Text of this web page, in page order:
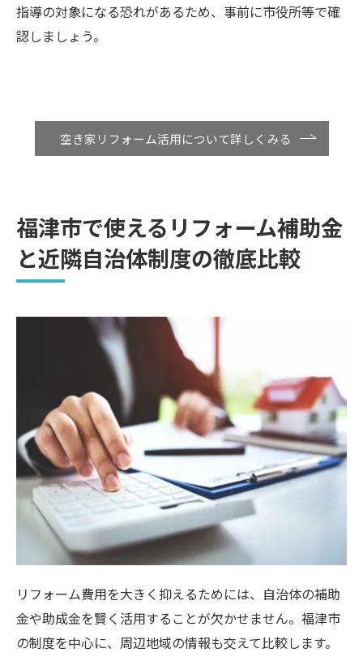
指導の対象になる恐れがあるため、事前に市役所等で確
認しましょう。
空き家リフォーム活用について詳しくみる
福津市で使えるリフォーム補助金
と近隣自治体制度の徹底比較
リフォーム費用を大きく抑えるためには、自治体の補助
金や助成金を賢く活用することが欠かせません。福津市
の制度を中心に、周辺地域の情報も交えて比較します。